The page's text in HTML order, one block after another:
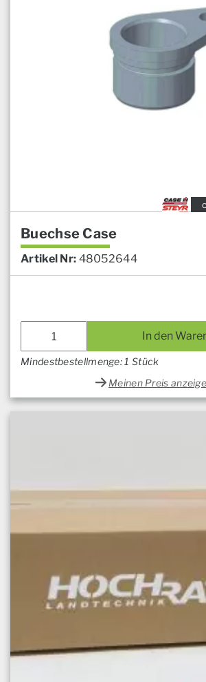
Buechse Case
Artikel Nr: 48052644
In den
Mindestbestellmenge: 1 Stück
Meinen Preis